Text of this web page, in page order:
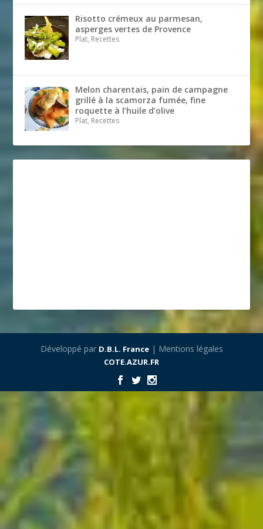
Risotto crémeux au parmesan,
asperges vertes de Provence
Plat, Recettes
Melon charentais, pain de campagne
grillé à la scamorza fumée, fine
roquette à l’huile d’olive
Plat, Recettes
Développé par D.B.L. France| Mentions légales
COTE.AZUR.FR